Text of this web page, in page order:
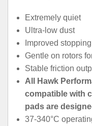
Extremely quiet
Ultra-low dust
Improved
Gentle on rotors
Stable friction
All Hawk
compatible with
pads are
37-340°C